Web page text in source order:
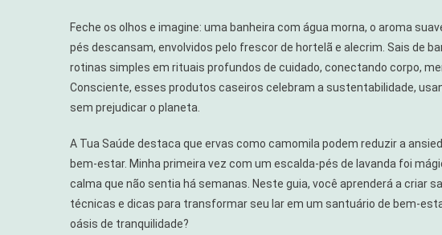
Feche os olhos e imagine: uma banheira com água morna, o aroma
pés descansam, envolvidos pelo frescor de hortelã e alecrim. Sais de
rotinas simples em rituais profundos de cuidado, conectando corpo,
Consciente, esses produtos caseiros celebram a sustentabilidade,
sem prejudicar o planeta.
A Tua Saúde destaca que ervas como camomila podem reduzir a
bem-estar. Minha primeira vez com um escalda-pés de lavanda foi
calma que não sentia há semanas. Neste guia, você aprenderá a criar
técnicas e dicas para transformar seu lar em um santuário de bem-
oásis de tranquilidade?